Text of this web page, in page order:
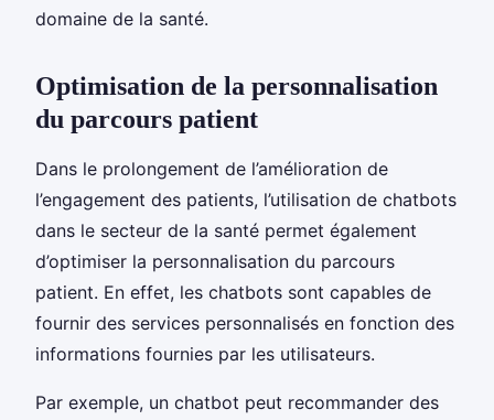
domaine de la santé.
Optimisation de la personnalisation
du parcours patient
Dans le prolongement de l’amélioration de
l’engagement des patients, l’utilisation de chatbots
dans le secteur de la santé permet également
d’optimiser la personnalisation du parcours
patient. En effet, les chatbots sont capables de
fournir des services personnalisés en fonction des
informations fournies par les utilisateurs.
Par exemple, un chatbot peut recommander des